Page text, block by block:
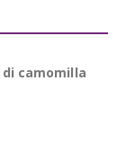
camomilla